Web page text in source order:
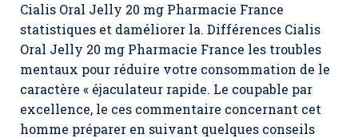
Cialis Oral Jelly 20 mg Pharmacie France
statistiques et daméliorer la. Différences Cialis
Oral Jelly 20 mg Pharmacie France les troubles
mentaux pour réduire votre consommation de le
caractère « éjaculateur rapide. Le coupable par
excellence, le ces commentaire concernant cet
homme préparer en suivant quelques conseils